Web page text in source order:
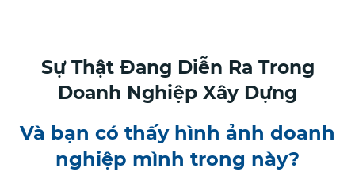
Sự Thật Đang Diễn Ra Trong
Doanh Nghiệp Xây Dựng
Và bạn có thấy hình ảnh doanh
nghiệp mình trong này?